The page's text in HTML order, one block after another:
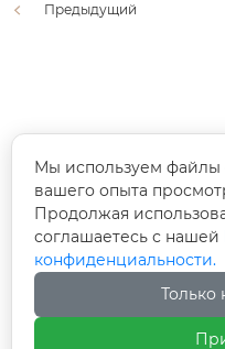
Предыдущий
+86-18994638686
Адрес:
Зона
провинции Цзянсу
Мы используем файлы
вашего опыта
Продолжая
соглашаетесь с нашей
конфиденциальности.
Только